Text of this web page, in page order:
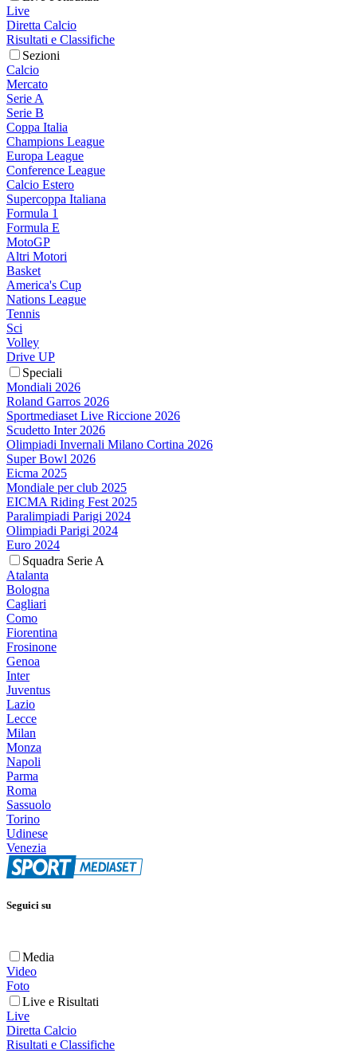
Live
Diretta Calcio
Risultati e Classifiche
Sezioni
Calcio
Mercato
Serie A
Serie B
Coppa Italia
Champions League
Europa League
Conference League
Calcio Estero
Supercoppa Italiana
Formula 1
Formula E
MotoGP
Altri Motori
Basket
America's Cup
Nations League
Tennis
Sci
Volley
Drive UP
Speciali
Mondiali 2026
Roland Garros 2026
Sportmediaset Live Riccione 2026
Scudetto Inter 2026
Olimpiadi Invernali Milano Cortina 2026
Super Bowl 2026
Eicma 2025
Mondiale per club 2025
EICMA Riding Fest 2025
Paralimpiadi Parigi 2024
Olimpiadi Parigi 2024
Euro 2024
Squadra Serie A
Atalanta
Bologna
Cagliari
Como
Fiorentina
Frosinone
Genoa
Inter
Juventus
Lazio
Lecce
Milan
Monza
Napoli
Parma
Roma
Sassuolo
Torino
Udinese
Venezia
Seguici su
Media
Video
Foto
Live e Risultati
Live
Diretta Calcio
Risultati e Classifiche